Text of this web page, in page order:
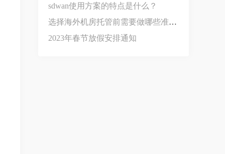
sdwan使用方案的特点是什么？
选择海外机房托管前需要做哪些准备？
2023年春节放假安排通知